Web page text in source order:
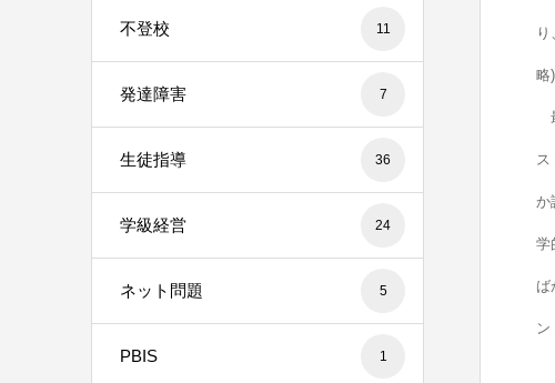
略
か
学
ば
不登校 11
発達障害 7
生徒指導 36
学級経営 24
ネット問題 5
PBIS 1